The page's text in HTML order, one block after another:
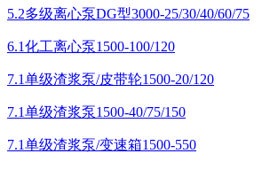
5.2多级离心泵DG型3000-25/30/40/60/75
6.1化工离心泵1500-100/120
7.1单级渣浆泵/皮带轮1500-20/120
7.1单级渣浆泵1500-40/75/150
7.1单级渣浆泵/变速箱1500-550